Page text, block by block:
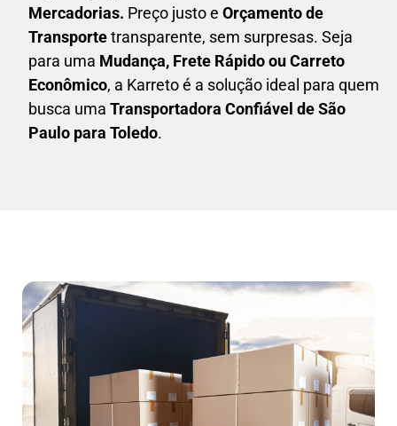
Mercadorias. Preço justo e Orçamento de
Transportetransparente, sem surpresas. Seja
para uma Mudança, Frete Rápido ou Carreto
Econômico, a Karretoé a solução ideal para quem
busca uma Transportadora Confiável de São
Paulo para Toledo.